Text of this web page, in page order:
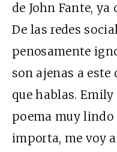
de John Fante,
De las redes
penosamente
son ajenas a
que hablas.
poema muy lindo
importa, me voy